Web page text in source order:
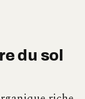
du sol